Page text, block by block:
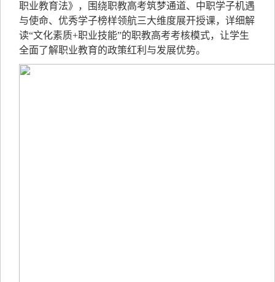
职业教育法》，围绕职教高考筑梦通道、中职学子机遇
与使命、优秀学子榜样领航三大维度展开授课，详细解
读“文化素质+职业技能”的职教高考考核模式，让学生
全面了解职业教育的政策红利与发展优势。